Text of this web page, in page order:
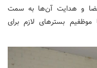
و هدایت آن‌ها به سمت
بسترهای لازم برای